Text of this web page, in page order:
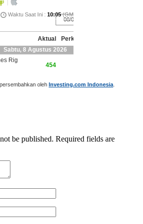
oleh Investing.com Indonesia
be published. Required fields are